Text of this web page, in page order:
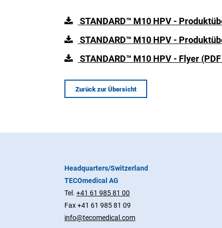
STANDARD™ M10 HPV -
STANDARD™ M10 HPV -
STANDARD™ M10 HPV - Flyer
Zurück zur Übersicht
Headquarters/Switzerland
TECOmedical AG
Tel. +41 61 985 81 00
Fax +41 61 985 81 09
info@tecomedical.com